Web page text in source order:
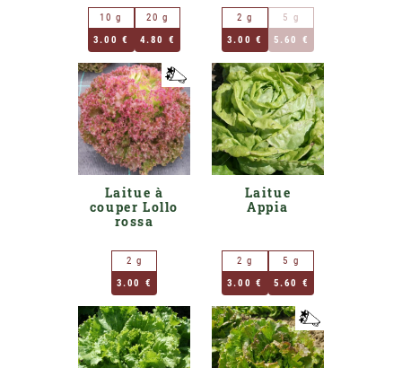
10 g
3.00 €
20 g
4.80 €
2 g
3.00 €
5 g
5.60 €
Laitue à
couper Lollo
rossa
2 g
3.00 €
Laitue
Appia
2 g
3.00 €
5 g
5.60 €